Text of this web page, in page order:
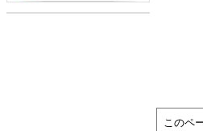
このペ